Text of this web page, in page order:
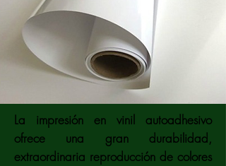
La impresión en vinil autoadhesivo
ofrece una gran durabilidad,
extraordinaria reproducción de colores